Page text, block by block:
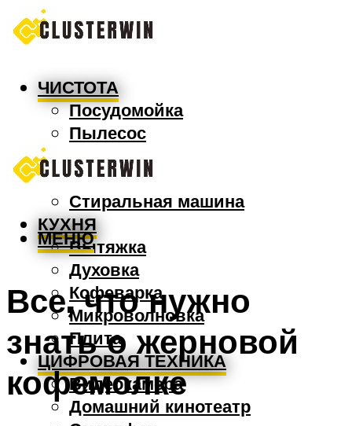
ЧИСТОТА
Посудомойка
Пылесос
Утюг
Швабра
Стиральная машина
КУХНЯ
Вытяжка
Духовка
Кофеварка
Микроволновка
Плита
ЦИФРОВАЯ ТЕХНИКА
Видеокамера
Домашний кинотеатр
МЕНЮ
Все, что нужно
знать о жерновой
кофемолке